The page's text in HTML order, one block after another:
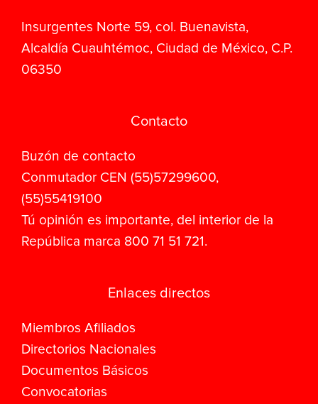
Insurgentes Norte 59, col. Buenavista,
Alcaldía Cuauhtémoc, Ciudad de México, C.P.
06350
Contacto
Buzón de contacto
Conmutador CEN (55)57299600,
(55)55419100
Tú opinión es importante, del interior de la
República marca 800 71 51 721.
Enlaces directos
Miembros Afiliados
Directorios Nacionales
Documentos Básicos
Convocatorias